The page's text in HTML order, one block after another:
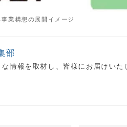
業構想の展開イメージ
部
情報を取材し、皆様にお届けいた